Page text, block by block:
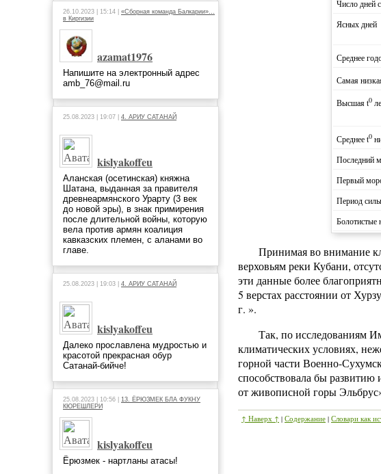
26.10.2023 | 15:14 | «Сборная команда Балкарии»…
в Киргизии
azamat1976
Напишите на электронный адрес
amb_76@mail.ru
25.08.2023 | 19:07 | 4. АРИУ САТАНАЙ
kislyakoffeu
Аланская (осетинская) княжна
Шатана, выданная за правителя
древнеармянского Урарту (3 век
до новой эры), в знак примирения
после длительной войны, которую
вела против армян коалиция
кавказских племен, с аланами во
главе.
25.08.2023 | 19:03 | 4. АРИУ САТАНАЙ
kislyakoffeu
Далеко прославлена мудростью и
красотой прекрасная обур
Сатанай-бийче!
25.08.2023 | 10:56 | 13. ЁРЮЗМЕК БЛА ФУКНУ
КЮРЕШЛЕРИ
kislyakoffeu
Ёрюзмек - нартланы атасы!
Число дней
Ясных дней
Среднее
Самая
Высшая t0
Среднее t0
Последний
Первый
Период
Болотистые
Принимая во внимание
верховьям реки Кубани,
эти данные более
5 верстах расстоянии от
г. ».
Так, по исследованиям
климатических условиях,
горной части Военно-
способствовала бы
от живописной горы
↑ Наверх ↑ | Содержание | Словари как